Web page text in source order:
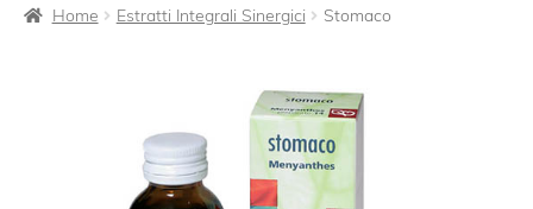
Home Estratti Integrali Sinergici Stomaco